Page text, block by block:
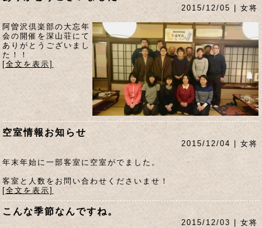
2015/12/05 | 女将
阿曽沢倶楽部の大忘年
会の開催を深山荘にて
ありがとうございまし
た！！
[全文を表示]
空室情報お知らせ
2015/12/04 | 女将
年末年始に一部客室に空室がでました。
客室と人数をお問い合わせくださいませ！
[全文を表示]
こんな季節なんですね。
2015/12/03 | 女将